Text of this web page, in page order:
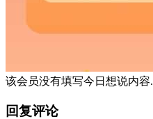
该会员没有填写今日想说内容.
回复评论